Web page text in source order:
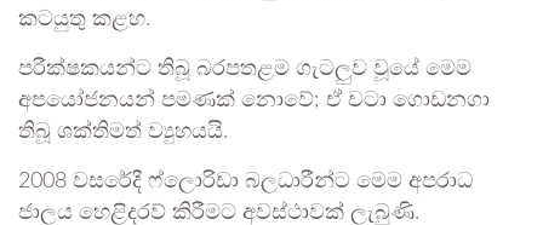
කටයුතු කළහ.
පරීක්ෂකයන්ට තිබූ බරපතළම ගැටලුව වූයේ මෙම
අපයෝජනයන් පමණක් නොවේ; ඒ වටා ගොඩනගා
තිබූ ශක්තිමත් ව්‍යුහයයි.
2008 වසරේදී ෆ්ලොරිඩා බලධාරීන්ට මෙම අපරාධ
ජාලය හෙළිදරව් කිරීමට අවස්ථාවක් ලැබුණි.